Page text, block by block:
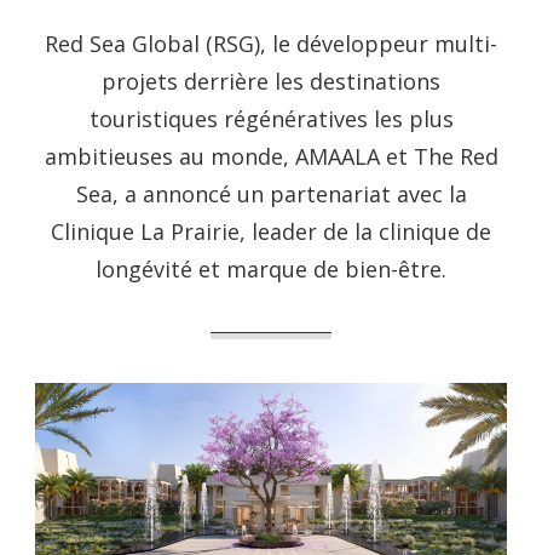
Red Sea Global (RSG), le développeur multi-
projets derrière les destinations
touristiques régénératives les plus
ambitieuses au monde, AMAALA et The Red
Sea, a annoncé un partenariat avec la
Clinique La Prairie, leader de la clinique de
longévité et marque de bien-être.